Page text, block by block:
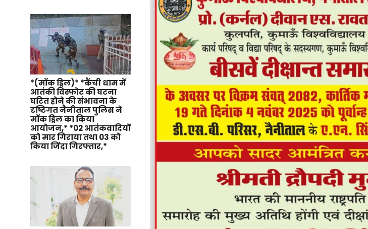
*(मॉक ड्रिल)* *कैंची धाम में
आतंकी विस्फोट की घटना
घटित होने की संभावना के
दृष्टिगत नैनीताल पुलिस ने
मॉक ड्रिल का किया
आयोजन,* *02 आतंकवादियों
को मार गिराया तथा 03 को
किया जिंदा गिरफ्तार,*